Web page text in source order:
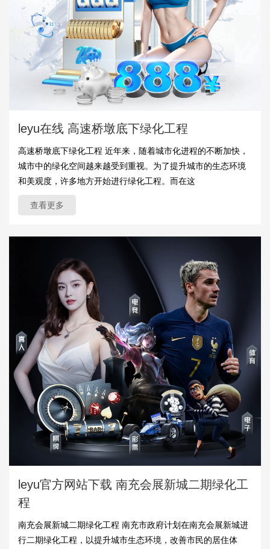
leyu在线 高速桥墩底下绿化工程
高速桥墩底下绿化工程 近年来，随着城市化进程的不断加快，
城市中的绿化空间越来越受到重视。为了提升城市的生态环境
和美观度，许多地方开始进行绿化工程。而在这
查看更多
leyu官方网站下载 南充会展新城二期绿化工
程
南充会展新城二期绿化工程 南充市政府计划在南充会展新城进
行二期绿化工程，以提升城市生态环境，改善市民的居住体